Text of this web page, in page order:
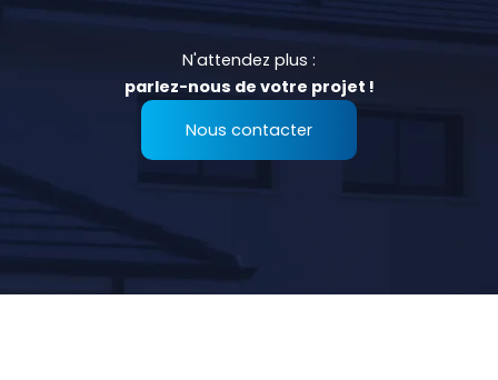
N'attendez plus :
parlez-nous de votre projet !
Nous contacter